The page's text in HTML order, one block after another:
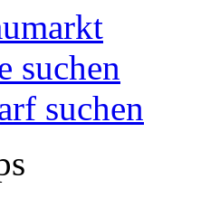
suchen
suchen